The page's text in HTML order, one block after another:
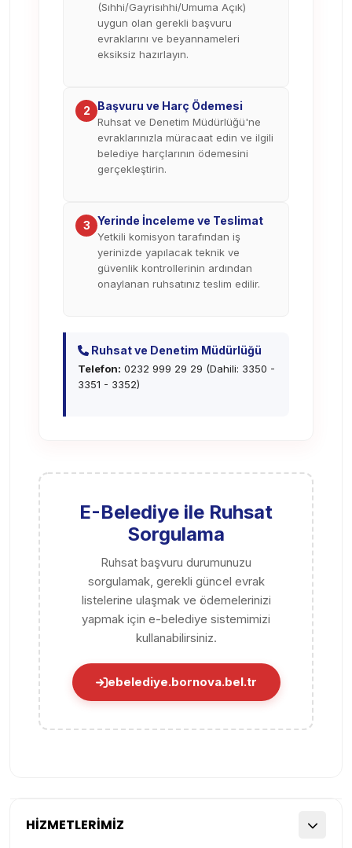
HİZMETLERİMİZ
(Sıhhi/Gayrisıhhi/Umuma Açık)
uygun olan gerekli başvuru
evraklarını ve beyannameleri
eksiksiz hazırlayın.
2 Başvuru ve Harç Ödemesi
Ruhsat ve Denetim Müdürlüğü'ne
evraklarınızla müracaat edin ve ilgili
belediye harçlarının ödemesini
gerçekleştirin.
3 Yerinde İnceleme ve Teslimat
Yetkili komisyon tarafından iş
yerinizde yapılacak teknik ve
güvenlik kontrollerinin ardından
onaylanan ruhsatınız teslim edilir.
Ruhsat ve Denetim Müdürlüğü
Telefon: 0232 999 29 29 (Dahili: 3350 -
3351 - 3352)
E-Belediye ile Ruhsat
Sorgulama
Ruhsat başvuru durumunuzu
sorgulamak, gerekli güncel evrak
listelerine ulaşmak ve ödemelerinizi
yapmak için e-belediye sistemimizi
kullanabilirsiniz.
ebelediye.bornova.bel.tr